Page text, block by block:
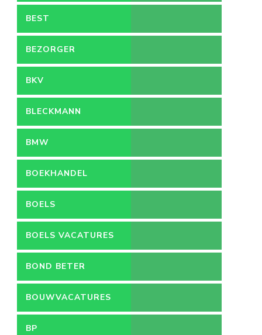
BEST
BEZORGER
BKV
BLECKMANN
BMW
BOEKHANDEL
BOELS
BOELS VACATURES
BOND BETER
LEEFMILIEU
BOUWVACATURES
BP